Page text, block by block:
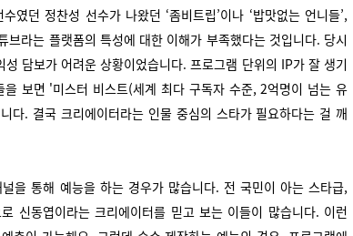
였던 정찬성 선수가 나왔던 ‘좀비트립’이나 ‘밥맛없는 언니들’,
브라는 플랫폼의 특성에 대한 이해가 부족했다는 것입니다. 당시
담보가 어려운 상황이었습니다. 프로그램 단위의 IP가 잘 생기
을 보면 '미스터 비스트(세계 최다 구독자 수준, 2억명이 넘는 유
다. 결국 크리에이터라는 인물 중심의 스타가 필요하다는 걸 깨
을 통해 예능을 하는 경우가 많습니다. 전 국민이 아는 스타급,
신동엽이라는 크리에이터를 믿고 보는 이들이 많습니다. 이런